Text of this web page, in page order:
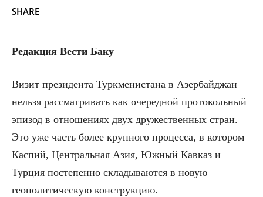
SHARE
Редакция Вести Баку
Визит президента Туркменистана в Азербайджан
нельзя рассматривать как очередной протокольный
эпизод в отношениях двух дружественных стран.
Это уже часть более крупного процесса, в котором
Каспий, Центральная Азия, Южный Кавказ и
Турция постепенно складываются в новую
геополитическую конструкцию.